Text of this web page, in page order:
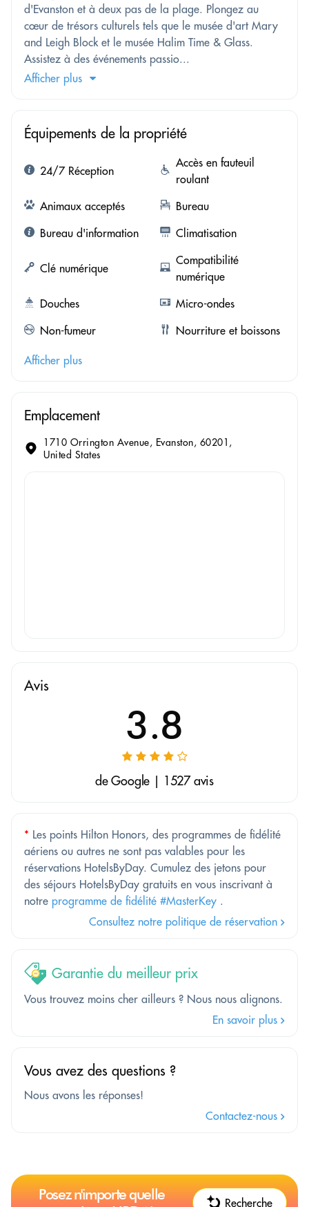
d'Evanston et à deux pas de la plage. Plongez au
cœur de trésors culturels tels que le musée d'art Mary
and Leigh Block et le musée Halim Time & Glass.
Assistez à des événements passio...
Afficher plus
Équipements de la propriété
24/7 Réception
Accès en fauteuil
roulant
Animaux acceptés
Bureau
Bureau d'information
Climatisation
Clé numérique
Compatibilité
numérique
Douches
Micro-ondes
Non-fumeur
Nourriture et boissons
Afficher plus
Emplacement
1710 Orrington Avenue, Evanston, 60201,
United States
Avis
3.8
de Google | 1527 avis
* Les points Hilton Honors, des programmes de fidélité
aériens ou autres ne sont pas valables pour les
réservations HotelsByDay. Cumulez des jetons pour
des séjours HotelsByDay gratuits en vous inscrivant à
notre programme de fidélité #MasterKey .
Consultez notre politique de réservation
Garantie du meilleur prix
Vous trouvez moins cher ailleurs ? Nous nous alignons.
En savoir plus
Vous avez des questions ?
Nous avons les réponses!
Contactez-nous
Posez n'importe quelle
Recherche